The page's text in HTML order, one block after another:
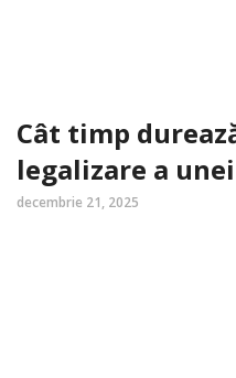
Cât timp
legalizare a
decembrie 21, 2025